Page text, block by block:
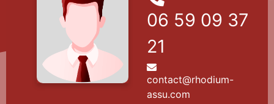
06 59 09 37
21
contact@rhodium-
assu.com